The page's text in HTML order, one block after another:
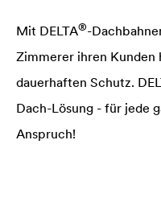
Mit DELTA®-
Zimmerer ihren
dauerhaften Schutz.
Dach-Lösung - für jede
Anspruch!